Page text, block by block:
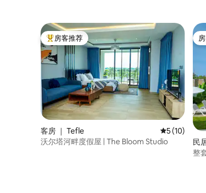
热门「房客推荐」
房客推荐
客房 ｜ Tefle 平均评分 5
5 (10)
沃尔塔河畔度假屋 | The Bloom Studio
民
整